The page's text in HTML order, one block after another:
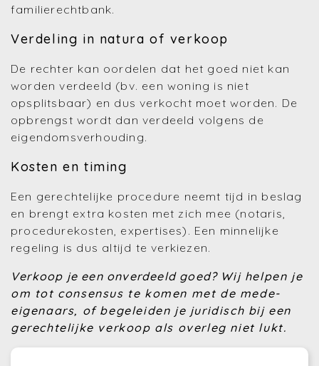
familierechtbank.
Verdeling in natura of verkoop
De rechter kan oordelen dat het goed niet kan
worden verdeeld (bv. een woning is niet
opsplitsbaar) en dus verkocht moet worden. De
opbrengst wordt dan verdeeld volgens de
eigendomsverhouding.
Kosten en timing
Een gerechtelijke procedure neemt tijd in beslag
en brengt extra kosten met zich mee (notaris,
procedurekosten, expertises). Een minnelijke
regeling is dus altijd te verkiezen.
Verkoop je een onverdeeld goed? Wij helpen je
om tot consensus te komen met de mede-
eigenaars, of begeleiden je juridisch bij een
gerechtelijke verkoop als overleg niet lukt.